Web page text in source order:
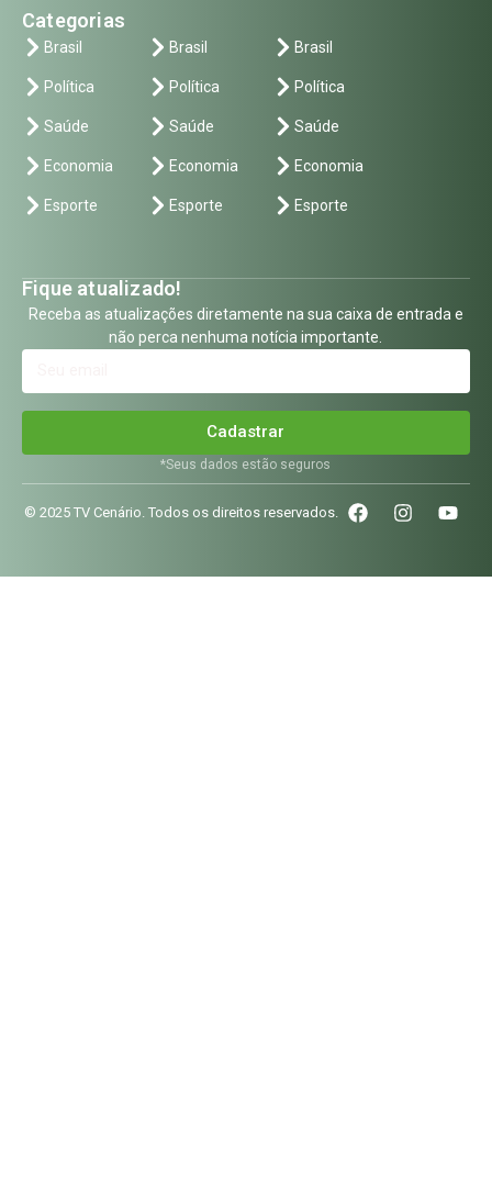
Categorias
Brasil
Política
Saúde
Economia
Esporte
Brasil
Política
Saúde
Economia
Esporte
Brasil
Política
Saúde
Economia
Esporte
Fique atualizado!
Receba as atualizações diretamente na sua caixa de entrada e
não perca nenhuma notícia importante.
Cadastrar
*Seus dados estão seguros
© 2025 TV Cenário. Todos os direitos reservados.